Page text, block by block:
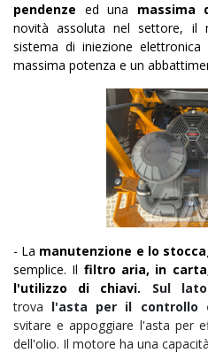
pendenze ed una massima
novità assoluta nel settore, il
sistema di iniezione
massima potenza e un
- La manutenzione e lo
semplice. Il filtro aria, in
l'utilizzo di chiavi. Sul
trova l'asta per il controllo
svitare e appoggiare l'asta per
dell'olio. Il motore ha una